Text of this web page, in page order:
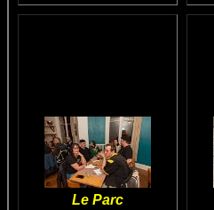
Le Parc